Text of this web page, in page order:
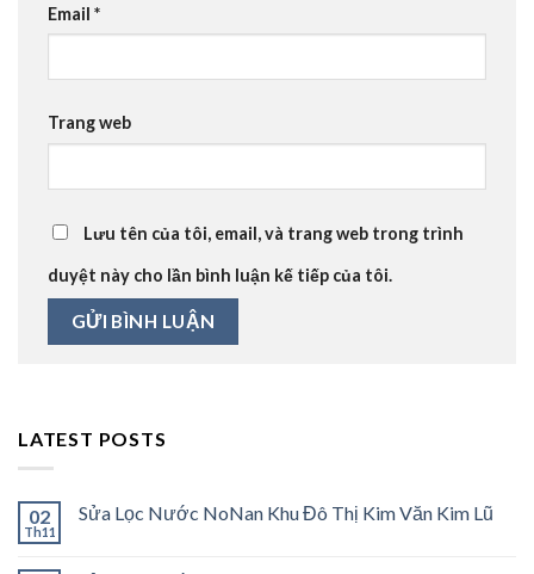
Email *
Trang web
Lưu tên của tôi, email, và trang web trong trình
duyệt này cho lần bình luận kế tiếp của tôi.
LATEST POSTS
02
Th11
Sửa Lọc Nước NoNan Khu Đô Thị Kim Văn Kim Lũ